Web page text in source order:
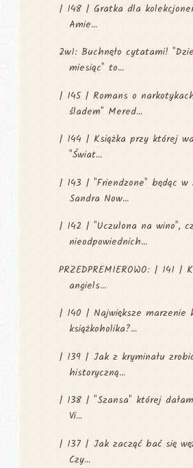
| 148 | Gratka dla
Amie...
2w1: Buchnęło cytatami!
miesiąc" to...
| 145 | Romans o
śladem" Mered...
| 144 | Książka przy której
"Świat...
| 143 | "Friendzone" będąc w
Sandra Now...
| 142 | "Uczulona na wino",
nieodpowiednich...
PRZEDPREMIEROWO: | 141 |
angiels...
| 140 | Największe marzenie
książkoholika?...
| 139 | Jak z kryminału
historyczną...
| 138 | "Szansa" której
Vi...
| 137 | Jak zacząć bać się
Czy...